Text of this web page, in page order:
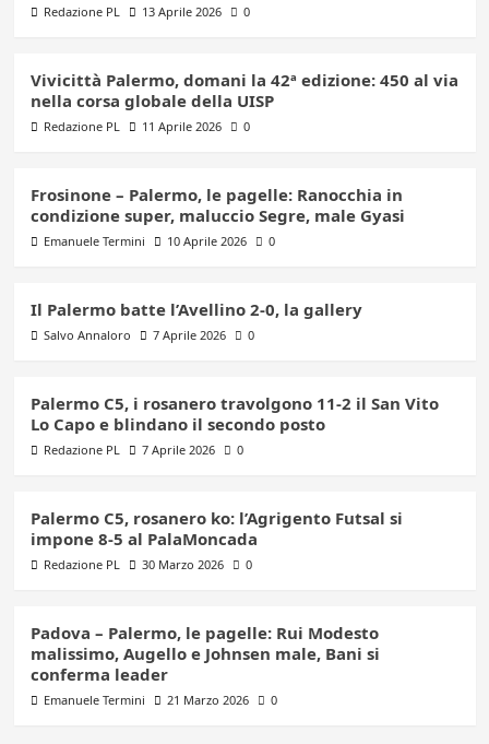
Redazione PL 13 Aprile 2026 0
Vivicittà Palermo, domani la 42ª edizione: 450 al via
nella corsa globale della UISP
Redazione PL 11 Aprile 2026 0
Frosinone – Palermo, le pagelle: Ranocchia in
condizione super, maluccio Segre, male Gyasi
Emanuele Termini 10 Aprile 2026 0
Il Palermo batte l’Avellino 2-0, la gallery
Salvo Annaloro 7 Aprile 2026 0
Palermo C5, i rosanero travolgono 11-2 il San Vito
Lo Capo e blindano il secondo posto
Redazione PL 7 Aprile 2026 0
Palermo C5, rosanero ko: l’Agrigento Futsal si
impone 8-5 al PalaMoncada
Redazione PL 30 Marzo 2026 0
Padova – Palermo, le pagelle: Rui Modesto
malissimo, Augello e Johnsen male, Bani si
conferma leader
Emanuele Termini 21 Marzo 2026 0